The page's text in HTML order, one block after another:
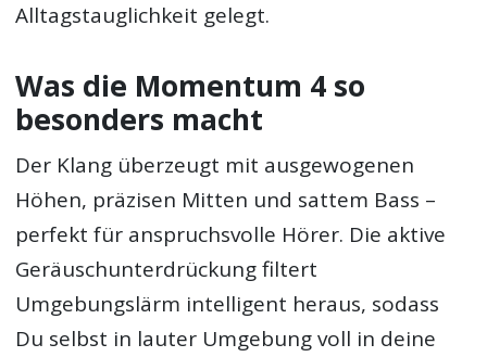
Alltagstauglichkeit gelegt.
Was die Momentum 4 so
besonders macht
Der Klang überzeugt mit ausgewogenen
Höhen, präzisen Mitten und sattem Bass –
perfekt für anspruchsvolle Hörer. Die aktive
Geräuschunterdrückung filtert
Umgebungslärm intelligent heraus, sodass
Du selbst in lauter Umgebung voll in deine